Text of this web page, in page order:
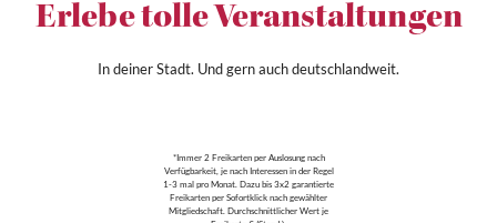
Erlebe tolle Veranstaltungen
In deiner Stadt. Und gern auch deutschlandweit.
*Immer 2 Freikarten per Auslosung nach
Verfügbarkeit, je nach Interessen in der Regel
1-3 mal pro Monat. Dazu bis 3x2 garantierte
Freikarten per Sofortklick nach gewählter
Mitgliedschaft. Durchschnittlicher Wert je